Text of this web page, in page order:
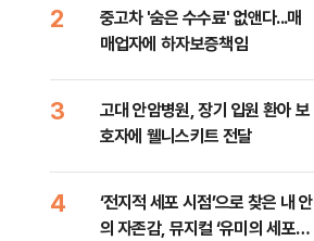
2
중고차 '숨은 수수료' 없앤다...매
매업자에 하자보증책임
3
고대 안암병원, 장기 입원 환아 보
호자에 웰니스키트 전달
4
‘전지적 세포 시점’으로 찾은 내 안
의 자존감, 뮤지컬 ‘유미의 세포들’